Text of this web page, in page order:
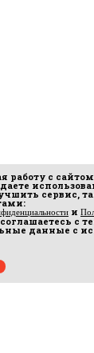
работу с сайтом
сервис,
и
с
данные с